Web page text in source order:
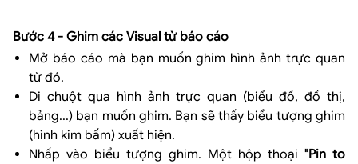
Bước 4 - Ghim các Visual từ báo cáo
Mở báo cáo mà bạn muốn ghim hình ảnh trực quan
từ đó.
Di chuột qua hình ảnh trực quan (biểu đồ, đồ thị,
bảng...) bạn muốn ghim. Bạn sẽ thấy biểu tượng ghim
(hình kim bấm) xuất hiện.
Nhấp vào biểu tượng ghim. Một hộp thoại "Pin to